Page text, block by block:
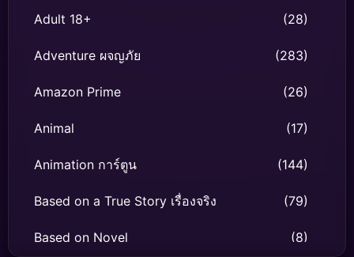
Adult 18+ (28)
Adventure ผจญภัย (283)
Amazon Prime (26)
Animal (17)
Animation การ์ตูน (144)
Based on a True Story เรื่องจริง (79)
Based on Novel (8)